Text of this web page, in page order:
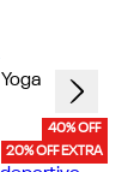
40% OFF
20% OFF EXTRA